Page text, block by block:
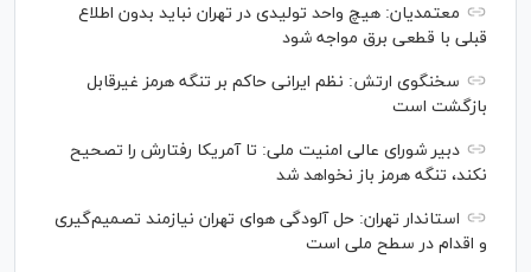
معتمدیان: هیچ واحد تولیدی در تهران نباید بدون اطلاع
قبلی با قطعی برق مواجه شود
سخنگوی ارتش: نظم ایرانی حاکم بر تنگه هرمز غیرقابل
بازگشت است
دبیر شورای عالی امنیت ملی: تا آمریکا رفتارش را تصحیح
نکند، تنگه هرمز باز نخواهد شد
استاندار تهران: حل آلودگی هوای تهران نیازمند تصمیم‌گیری
و اقدام در سطح ملی است